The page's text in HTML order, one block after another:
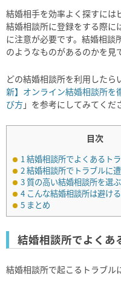
結婚相手を効率よく探すには
結婚相談所に登録をする際に
に注意が必要です。結婚相談
のようなものがあるのかを見
どの結婚相談所を利用したら
新】オンライン結婚相談所を
び方」を参考にしてみてくだ
目次
1 結婚相談所でよくあるト
2結婚相談所でトラブルに
3 質の高い結婚相談所を選
4 こんな結婚相談所は避け
5 まとめ
結婚相談所でよくあ
結婚相談所で起こるトラブル